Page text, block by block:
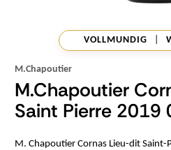
VOLLMUNDIG
M.Chapoutier
M.Chapoutier
Saint Pierre 2019
M. Chapoutier Cornas Lieu-dit